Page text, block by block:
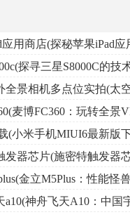
应用商店(探秘苹果iPad
探寻三星S8000C的技
全景相机多点位实拍(太
麦博FC360：玩转全景
(小米手机MIUI6最新版
发器芯片(施密特触发器
金立M5Plus：性能怪
a10(神舟飞天A10：中国